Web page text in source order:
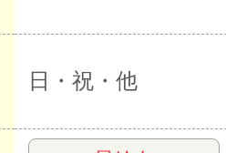
日・祝・他